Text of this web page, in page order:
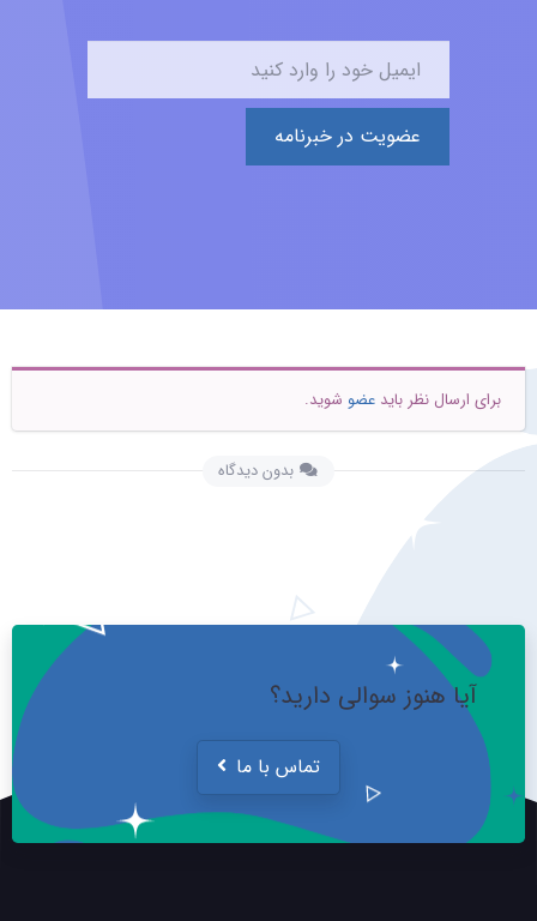
عضویت در خبرنامه
برای ارسال نظر باید عضو شوید.
بدون دیدگاه
آیا هنوز سوالی دارید؟
تماس با ما